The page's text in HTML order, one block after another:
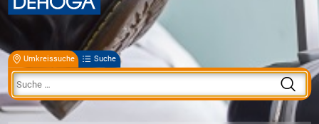
Umkreissuche Suche